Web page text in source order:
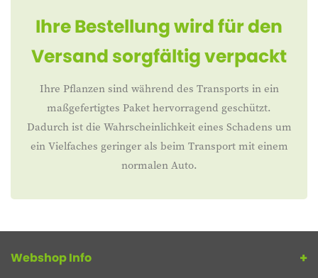
Ihre Bestellung wird für den
Versand sorgfältig verpackt
Ihre Pflanzen sind während des Transports in ein
maßgefertigtes Paket hervorragend geschützt.
Dadurch ist die Wahrscheinlichkeit eines Schadens um
ein Vielfaches geringer als beim Transport mit einem
normalen Auto.
Webshop Info